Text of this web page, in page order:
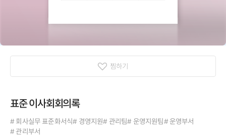
찜하기
표준 이사회회의록
# 회사실무 표준화서식# 경영지원# 관리팀# 운영지원팀# 운영부서
# 관리부서